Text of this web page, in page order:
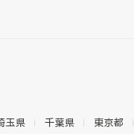
玉県 千葉県 東京都